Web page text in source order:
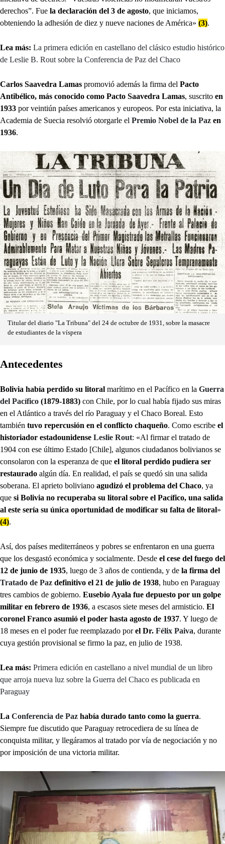
derechos”. Fue la declaración del 3 de agosto, que iniciamos,
obteniendo la adhesión de diez y nueve naciones de América» (3).
Lea más: La primera edición en castellano del clásico estudio histórico
de Leslie B. Rout sobre la Conferencia de Paz del Chaco
Carlos Saavedra Lamas promovió además la firma del Pacto
Antibélico, más conocido como Pacto Saavedra Lamas, suscrito en
1933 por veintiún países americanos y europeos. Por esta iniciativa, la
Academia de Suecia resolvió otorgarle el Premio Nobel de la Paz en
1936.
Titular del diario "La Tribuna" del 24 de octubre de 1931, sobre la masacre
de estudiantes de la víspera
Antecedentes
Bolivia había perdido su litoral marítimo en el Pacífico en la Guerra
del Pacífico (1879-1883) con Chile, por lo cual había fijado sus miras
en el Atlántico a través del río Paraguay y el Chaco Boreal. Esto
también tuvo repercusión en el conflicto chaqueño. Como escribe el
historiador estadounidense Leslie Rout: «Al firmar el tratado de
1904 con ese último Estado [Chile], algunos ciudadanos bolivianos se
consolaron con la esperanza de que el litoral perdido pudiera ser
restaurado algún día. En realidad, el país se quedó sin una salida
soberana. El aprieto boliviano agudizó el problema del Chaco, ya
que si Bolivia no recuperaba su litoral sobre el Pacífico, una salida
al este sería su única oportunidad de modificar su falta de litoral»
(4).
Así, dos países mediterráneos y pobres se enfrentaron en una guerra
que los desgastó económica y socialmente. Desde el cese del fuego del
12 de junio de 1935, luego de 3 años de contienda, y de la firma del
Tratado de Paz definitivo el 21 de julio de 1938, hubo en Paraguay
tres cambios de gobierno. Eusebio Ayala fue depuesto por un golpe
militar en febrero de 1936, a escasos siete meses del armisticio. El
coronel Franco asumió el poder hasta agosto de 1937. Y luego de
18 meses en el poder fue reemplazado porel Dr. Félix Paiva, durante
cuya gestión provisional se firmo la paz, en julio de 1938.
Lea más: Primera edición en castellano a nivel mundial de un libro
que arroja nueva luz sobre la Guerra del Chaco es publicada en
Paraguay
La Conferencia de Paz había durado tanto como la guerra.
Siempre fue discutido que Paraguay retrocediera de su línea de
conquista militar, y llegáramos al tratado por vía de negociación y no
por imposición de una victoria militar.